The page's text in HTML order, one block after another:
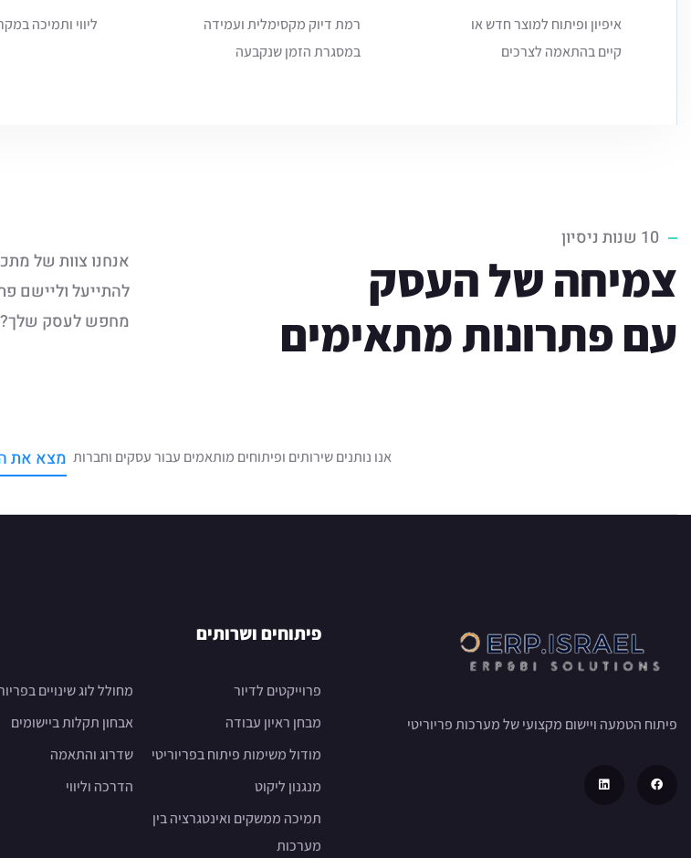
איפיון ופיתוח למוצר חדש או
קיים בהתאמה לצרכים
רמת דיוק מקסימלית ועמידה
במסגרת הזמן שנקבעה
ליווי ותמיכה
10 שנות ניסיון
צמיחה של העסק
עם פתרונות מתאימים
אנחנו צוות של
להתייעל וליישם
מחפש לעסק שלך?
אנו נותנים שירותים ופיתוחים מותאמים עבור עסקים וחברות מצא את
פיתוח הטמעה ויישום מקצועי של מערכות פריוריטי
פיתוחים ושרותים
פרוייקטים לדיור
מבחן ראיון עבודה
מודול משימות פיתוח בפריוריטי
מנגנון ליקוט
תמיכה ממשקים ואינטגרציה בין
מערכות
מחולל לוג שינויים
אבחון תקלות ביישומים
שדרוג והתאמה
הדרכה וליווי